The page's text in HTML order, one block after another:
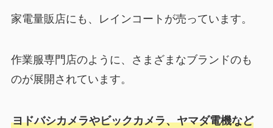
家電量販店にも、レインコートが売っています。
作業服専門店のように、さまざまなブランドのも
のが展開されています。
ヨドバシカメラやビックカメラ、ヤマダ電機など